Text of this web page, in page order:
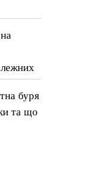
буря
та що